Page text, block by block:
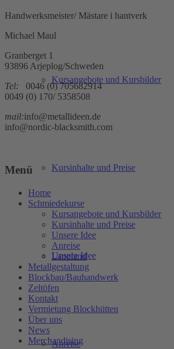
Kursangebote und Kursbilder
Kursinhalte und Preise
Unsere Idee
Anreise
Handwerksmeister/ Mästare i hantverk
Michael Maul
Granberget 1
93896 Arjeplog/Schweden
Tel: 0046 (0) 705682914
0049 (0) 170/ 5358508
mail:
info@nordic-blacksmith.com
Menü
Home
Schmiedekurse
Kursangebote und Kursbilder
Kursinhalte und Preise
Unsere Idee
Anreise
Lappland
Metallgestaltung
Blockbau/Bauhandwerk
Zeltöfen
Kontakt
Vermietung Blockhütten
Über uns
News
Merchandising